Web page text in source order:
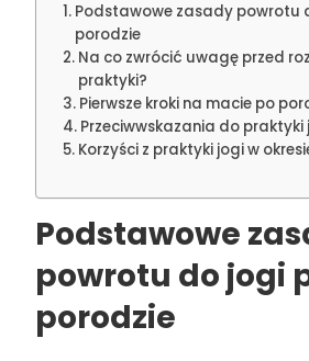
Podstawowe zasady powrotu
porodzie
Na co zwrócić uwagę przed
praktyki?
Pierwsze kroki na macie po
Przeciwwskazania do
Korzyści z praktyki jogi w
Podstawowe
powrotu do jogi
porodzie